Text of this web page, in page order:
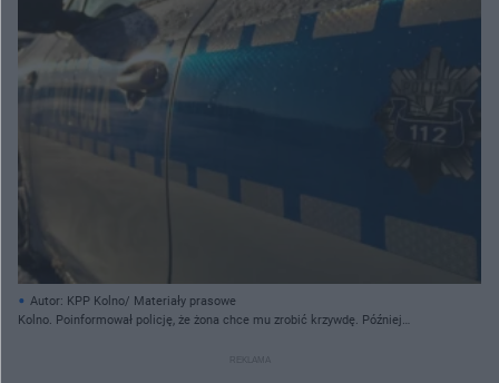
Autor: KPP Kolno/ Materiały prasowe
Kolno. Poinformował policję, że żona chce mu zrobić krzywdę. Później